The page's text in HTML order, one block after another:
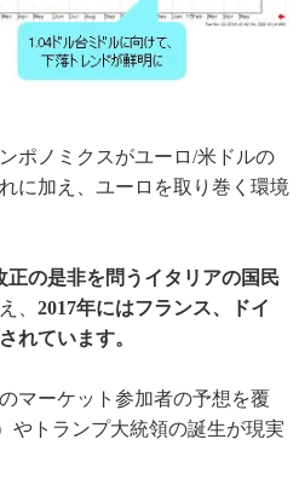
ポノミクスがユーロ/米ドルの
に加え、ユーロを取り巻く環境
正の是非を問うイタリアの国民
、 2017年にはフランス、ドイ
れています。
マーケット参加者の予想を覆
やトランプ大統領の誕生が現実